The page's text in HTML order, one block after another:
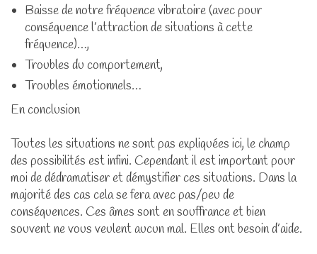
Baisse de notre fréquence vibratoire (avec pour
conséquence l’attraction de situations à cette
fréquence)…,
Troubles du comportement,
Troubles émotionnels…
En conclusion
Toutes les situations ne sont pas expliquées ici, le champ
des possibilités est infini. Cependant il est important pour
moi de dédramatiser et démystifier ces situations. Dans la
majorité des cas cela se fera avec pas/peu de
conséquences. Ces âmes sont en souffrance et bien
souvent ne vous veulent aucun mal. Elles ont besoin d’aide.